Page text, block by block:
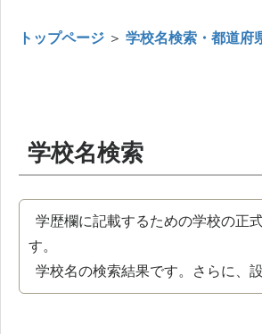
トップページ ＞ 学校名検索・都道府
学校名検索
学歴欄に記載するための学校の正
す。
学校名の検索結果です。さらに、